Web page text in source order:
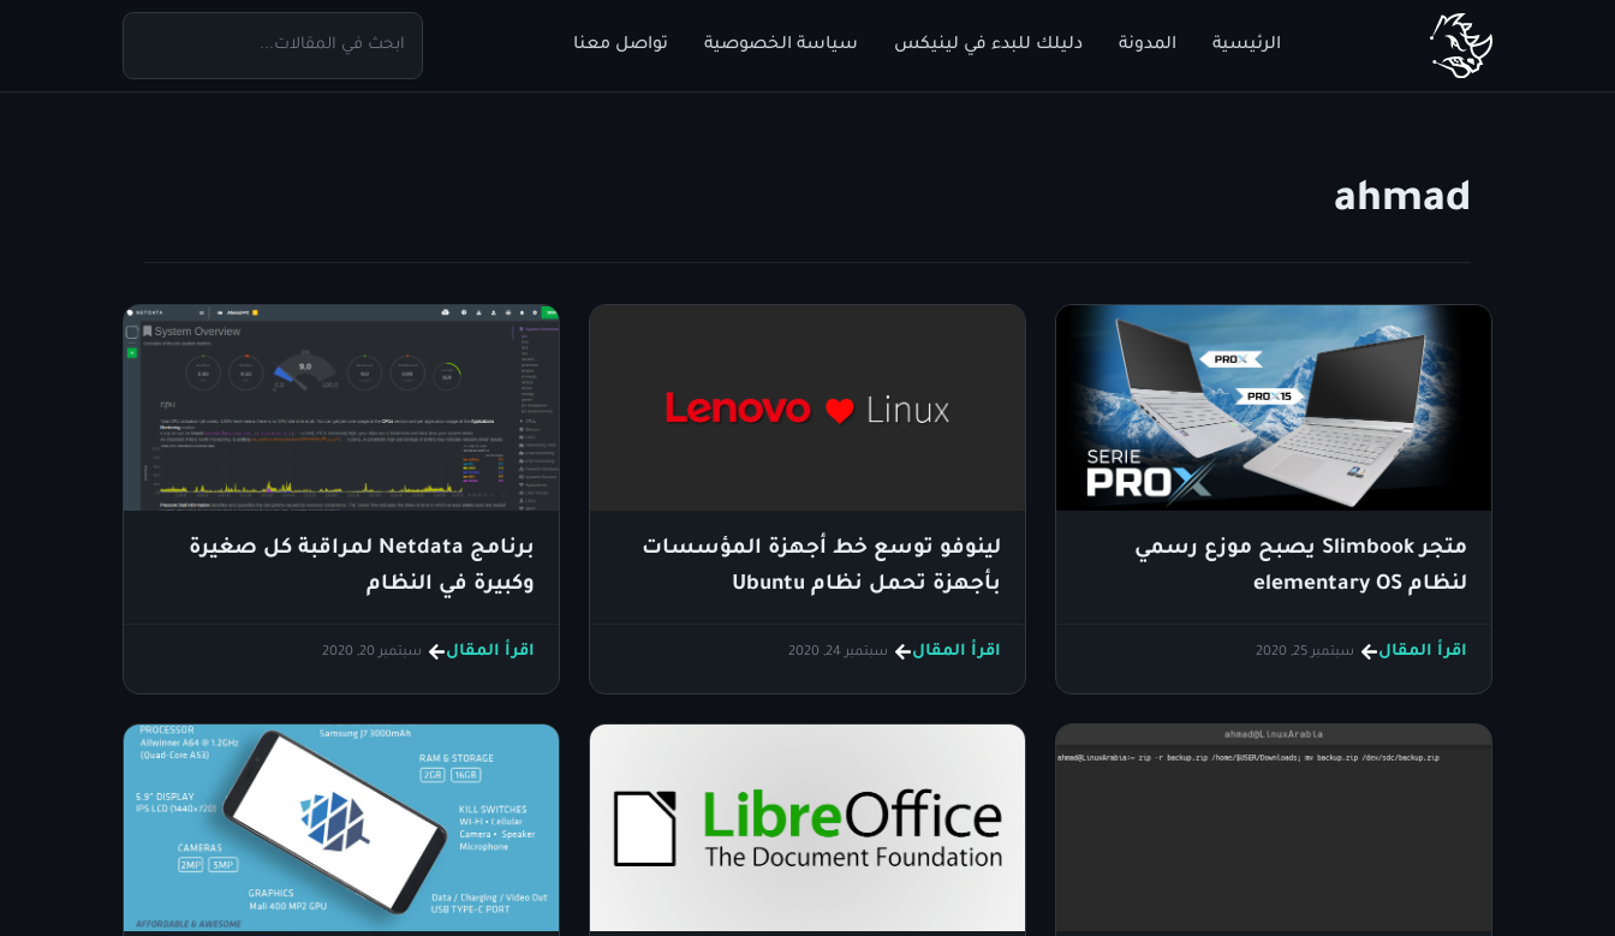
الرئيسية المدونة دليلك للبدء في لينيكس سياسة الخصوصية تواصل معنا
ahmad
متجر Slimbook يصبح موزع رسمي
لنظام elementary OS
اقرأ المقال سبتمبر 25, 2020
لينوفو توسع خط أجهزة المؤسسات
بأجهزة تحمل نظام Ubuntu
اقرأ المقال سبتمبر 24, 2020
برنامج Netdata لمراقبة كل صغيرة
وكبيرة في النظام
اقرأ المقال سبتمبر 20, 2020